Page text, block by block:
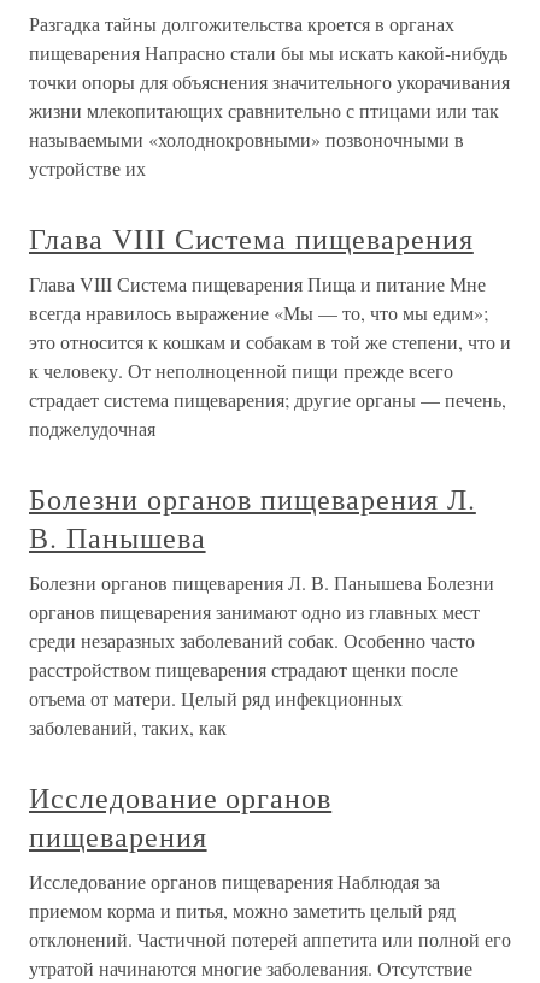
Разгадка тайны долгожительства кроется в органах
пищеварения Напрасно стали бы мы искать какой-нибудь
точки опоры для объяснения значительного укорачивания
жизни млекопитающих сравнительно с птицами или так
называемыми «холоднокровными» позвоночными в
устройстве их
Глава VIII Система пищеварения
Глава VIII Система пищеварения Пища и питание Мне
всегда нравилось выражение «Мы — то, что мы едим»;
это относится к кошкам и собакам в той же степени, что и
к человеку. От неполноценной пищи прежде всего
страдает система пищеварения; другие органы — печень,
поджелудочная
Болезни органов пищеварения Л.
В. Панышева
Болезни органов пищеварения Л. В. Панышева Болезни
органов пищеварения занимают одно из главных мест
среди незаразных заболеваний собак. Особенно часто
расстройством пищеварения страдают щенки после
отъема от матери. Целый ряд инфекционных
заболеваний, таких, как
Исследование органов
пищеварения
Исследование органов пищеварения Наблюдая за
приемом корма и питья, можно заметить целый ряд
отклонений. Частичной потерей аппетита или полной его
утратой начинаются многие заболевания. Отсутствие